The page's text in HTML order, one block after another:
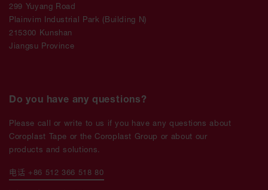
299 Yuyang Road
Plainvim Industrial Park (Building N)
215300 Kunshan
Jiangsu Province
Do you have any questions?
Please call or write to us if you have any questions about
Coroplast Tape or the Coroplast Group or about our
products and solutions.
电话 +86 512 366 518 80